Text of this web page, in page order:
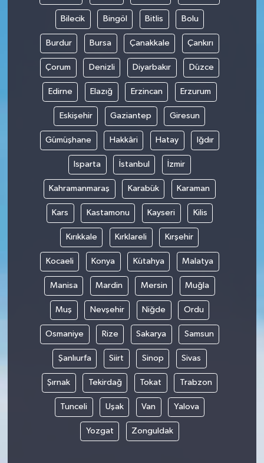
Bilecik Bingöl Bitlis Bolu
Burdur Bursa Çanakkale Çankırı
Çorum Denizli Diyarbakır Düzce
Edirne Elazığ Erzincan Erzurum
Eskişehir Gaziantep Giresun
Gümüşhane Hakkâri Hatay Iğdır
Isparta İstanbul İzmir
Kahramanmaraş Karabük Karaman
Kars Kastamonu Kayseri Kilis
Kırıkkale Kırklareli Kırşehir
Kocaeli Konya Kütahya Malatya
Manisa Mardin Mersin Muğla
Muş Nevşehir Niğde Ordu
Osmaniye Rize Sakarya Samsun
Şanlıurfa Siirt Sinop Sivas
Şırnak Tekirdağ Tokat Trabzon
Tunceli Uşak Van Yalova
Yozgat Zonguldak